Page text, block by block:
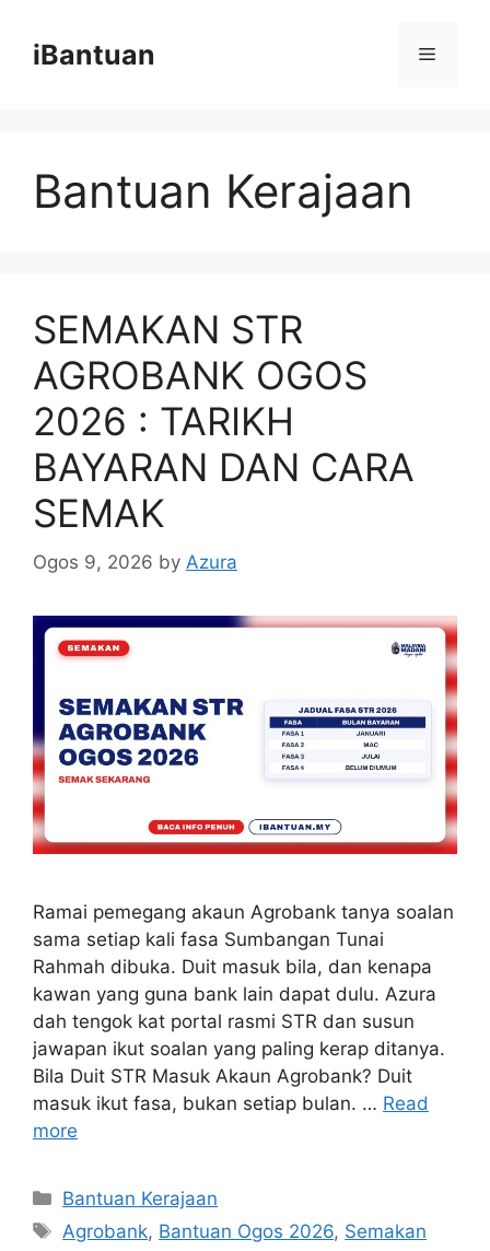
contentiBantuan Menu
Bantuan Kerajaan
SEMAKAN STR
AGROBANK OGOS
2026 : TARIKH
BAYARAN DAN CARA
SEMAK
Ogos 9, 2026 by Azura
Ramai pemegang akaun Agrobank tanya soalan
sama setiap kali fasa Sumbangan Tunai
Rahmah dibuka. Duit masuk bila, dan kenapa
kawan yang guna bank lain dapat dulu. Azura
dah tengok kat portal rasmi STR dan susun
jawapan ikut soalan yang paling kerap ditanya.
Bila Duit STR Masuk Akaun Agrobank? Duit
masuk ikut fasa, bukan setiap bulan. … Read
more
Categories
Bantuan Kerajaan
Tags
Agrobank, Bantuan Ogos 2026, Semakan